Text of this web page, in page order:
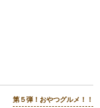
第５弾！おやつグルメ！！